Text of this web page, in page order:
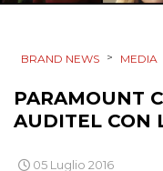
CSR
BRAND NEWS > MEDIA
PARAMOUNT
AUDITEL CON
05 Luglio 2016